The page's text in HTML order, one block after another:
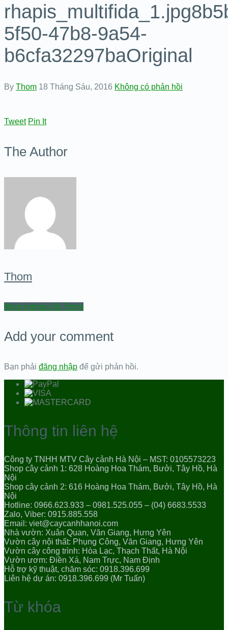
5f50-47b8-9a54-
b6cfa32297baOriginal
By Thom 18 Tháng Sáu, 2016 Không có phản hồi
Tweet Pin It
The Author
Thom
More Articles ByThom
Add your comment
Bạn phải đăng nhập để gửi phản hồi.
Thông tin liên hệ
Công ty TNHH MTV Cây cảnh Hà Nội – MST: 0105573223
Shop cây cảnh 1: 628 Hoàng Hoa Thám, Bưởi, Tây Hồ, Hà
Nội
Shop cây cảnh 2: 616 Hoàng Hoa Thám, Bưởi, Tây Hồ, Hà
Nội
Hotline: 0966.623.933 – 0981.525.055 – (04) 6683.5533
Zalo, Viber: 0915.885.558
Email: viet@caycanhhanoi.com
Nhà vườn: Xuân Quan, Văn Giang, Hưng Yên
Vườn cây nội thất: Phụng Công, Văn Giang, Hưng Yên
Vườn cây công trình: Hòa Lạc, Thạch Thất, Hà Nội
Vườn ươm: Điền Xá, Nam Trực, Nam Định
Hỗ trợ kỹ thuật, chăm sóc: 0918.396.699
Liên hệ dự án: 0918.396.699 (Mr Tuấn)
Từ khóa